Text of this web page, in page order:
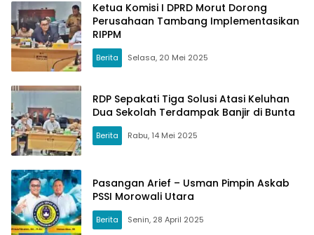
Ketua Komisi I DPRD Morut Dorong
Perusahaan Tambang Implementasikan
RIPPM
Berita Selasa, 20 Mei 2025
RDP Sepakati Tiga Solusi Atasi Keluhan
Dua Sekolah Terdampak Banjir di Bunta
Berita Rabu, 14 Mei 2025
Pasangan Arief – Usman Pimpin Askab
PSSI Morowali Utara
Berita Senin, 28 April 2025